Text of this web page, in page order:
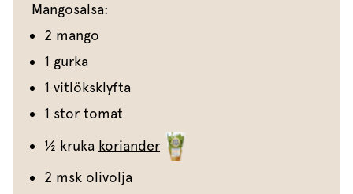
Mangosalsa:
2 mango
1 gurka
1 vitlöksklyfta
1 stor tomat
½ kruka koriander
2 msk olivolja